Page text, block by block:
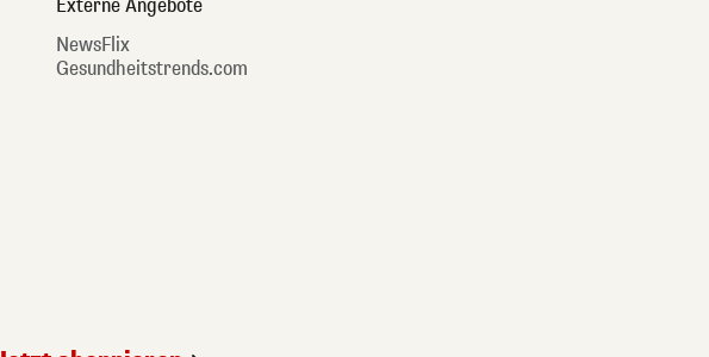
Externe Angebote
NewsFlix
Gesundheitstrends.com